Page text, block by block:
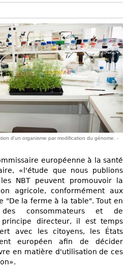
d'un organisme par modification du génome. -
européenne à la santé
«l'étude que nous publions
NBT peuvent promouvoir la
agricole, conformément aux
"De la ferme à la table". Tout en
consommateurs et de
principe directeur, il est temps
avec les citoyens, les États
européen afin de décider
en matière d'utilisation de ces